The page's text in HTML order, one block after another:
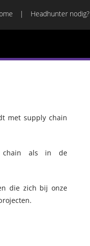
Headhunter nodig?
met supply chain
chain als in de
die zich bij onze